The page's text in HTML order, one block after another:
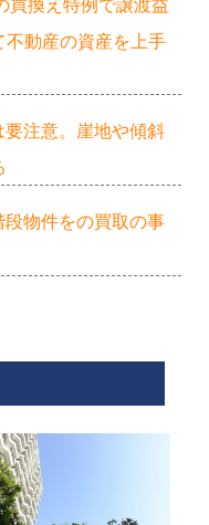
動産の資産を上手
注意。崖地や傾斜
物件をの買取の事